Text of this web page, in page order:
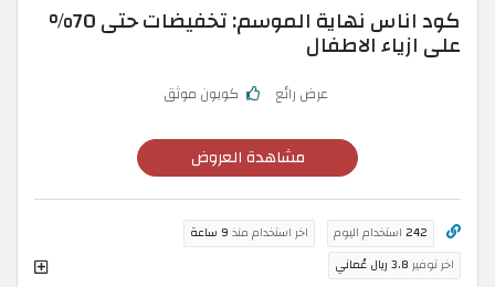
كود اناس نهاية الموسم: تخفيضات حتى 70%
على ازياء الاطفال
عرض رائع كوبون موثق
مشاهدة العروض
242 استخدام اليوم اخر استخدام منذ 9 ساعة
اخر توفير 3.8 ريال عُماني